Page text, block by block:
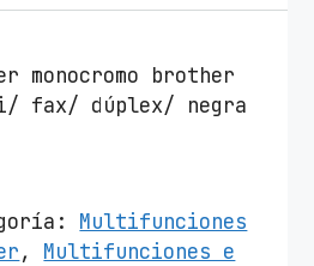
monocromo brother
fax/ dúplex/ negra
Multifunciones
, Multifunciones e